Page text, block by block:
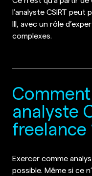
l’analyste CSIRT
III, avec un rôle
complexes.
analyste
freelance
Exercer comme
possible. Même si ce